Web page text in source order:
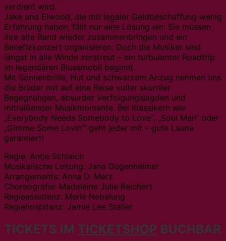
verdient wird.
Jake und Elwood, die mit legaler Geldbeschaffung wenig
Erfahrung haben, fällt nur eine Lösung ein: Sie müssen
ihre alte Band wieder zusammenbringen und ein
Benefizkonzert organisieren. Doch die Musiker sind
längst in alle Winde zerstreut – ein turbulenter Roadtrip
im legendären Bluesmobil beginnt.
Mit Sonnenbrille, Hut und schwarzem Anzug nehmen uns
die Brüder mit auf eine Reise voller skurriler
Begegnungen, absurder Verfolgungsjagden und
mitreißender Musikmomente. Bei Klassikern wie
„Everybody Needs Somebody to Love“, „Soul Man“ oder
„Gimme Some Lovin’“ geht jeder mit – gute Laune
garantiert!
Regie: Antje Schlaich
Musikalische Leitung: Jana Gugenheimer
Arrangements: Anna D. Merz
Choreografie: Madeleine Julie Reichert
Regieassistenz: Merle Nebelung
Regiehospitanz: Jamie Lee Staller
TICKETS IM TICKETSHOP BUCHBAR